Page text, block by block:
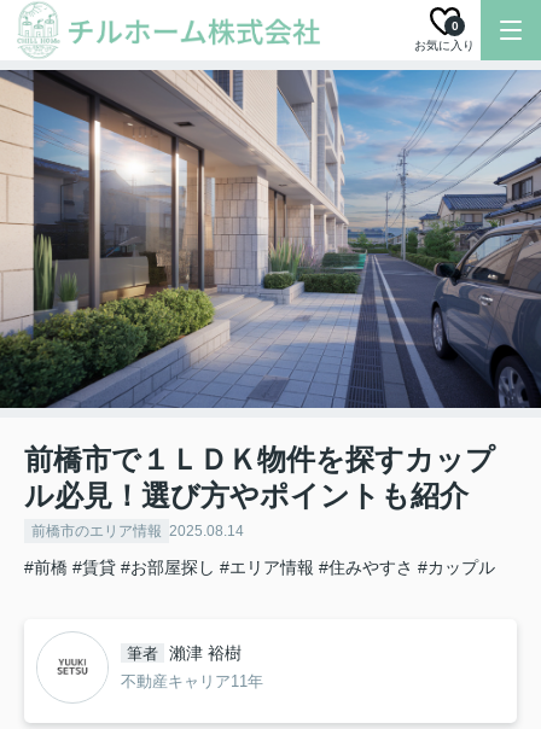
お気に入り
0
前橋市で１ＬＤＫ物件を探すカップ
ル必見！選び方やポイントも紹介
前橋市のエリア情報 2025.08.14
#前橋 #賃貸 #お部屋探し #エリア情報 #住みやすさ #カップル
筆者 瀨津 裕樹
不動産キャリア11年